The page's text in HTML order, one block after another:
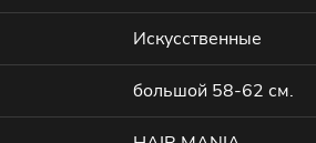
Искусственные
большой 58-62 см.